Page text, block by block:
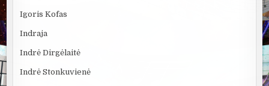
Igoris Kofas
Indraja
Indrė Dirgėlaitė
Indrė Stonkuvienė